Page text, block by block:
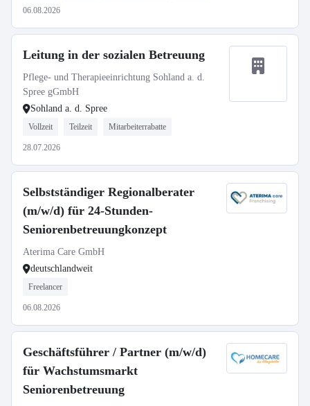
06.08.2026
Leitung in der sozialen Betreuung
Pflege- und Therapieeinrichtung Sohland a. d.
Spree gGmbH
Sohland a. d. Spree
Vollzeit Teilzeit Mitarbeiterrabatte
28.07.2026
Selbstständiger Regionalberater
(m/w/d) für 24-Stunden-
Seniorenbetreuungkonzept
Aterima Care GmbH
deutschlandweit
Freelancer
06.08.2026
Geschäftsführer / Partner (m/w/d)
für Wachstumsmarkt
Seniorenbetreuung